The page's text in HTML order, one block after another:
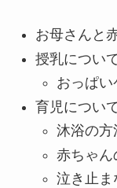
お母さんと
授乳につい
おっぱ
育児につい
沐浴の方
赤ちゃん
泣き止